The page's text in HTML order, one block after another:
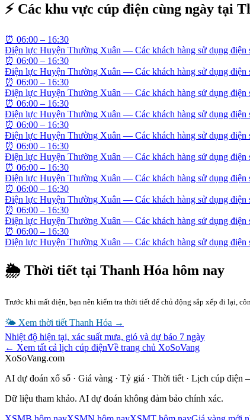
⚡ Các khu vực cúp điện cùng ngày tại
⏰ 06:00 – 16:30
Điện lực Huyện Thường Xuân — Các khách hàng sử dụng điện
⏰ 06:00 – 16:30
Điện lực Huyện Thường Xuân — Các khách hàng sử dụng điện
⏰ 06:00 – 16:30
Điện lực Huyện Thường Xuân — Các khách hàng sử dụng điện
⏰ 06:00 – 16:30
Điện lực Huyện Thường Xuân — Các khách hàng sử dụng điện
⏰ 06:00 – 16:30
Điện lực Huyện Thường Xuân — Các khách hàng sử dụng điện
⏰ 06:00 – 16:30
Điện lực Huyện Thường Xuân — Các khách hàng sử dụng điện
⏰ 06:00 – 16:30
Điện lực Huyện Thường Xuân — Các khách hàng sử dụng điện
⏰ 06:00 – 16:30
Điện lực Huyện Thường Xuân — Các khách hàng sử dụng điện
⏰ 06:00 – 16:30
Điện lực Huyện Thường Xuân — Các khách hàng sử dụng điện
⏰ 06:00 – 16:30
Điện lực Huyện Thường Xuân — Các khách hàng sử dụng điện
🌦 Thời tiết tại Thanh Hóa hôm nay
Trước khi mất điện, bạn nên kiểm tra thời tiết để chủ động sắp xếp đi lại,
🌤 Xem thời tiết Thanh Hóa →
Nhiệt độ hiện tại, xác suất mưa, gió và dự báo 7 ngày
← Xem tất cả lịch cúp điệnVề trang chủ XoSoVang
XoSoVang.com
AI dự đoán xổ số · Giá vàng · Tỷ giá · Thời tiết · Lịch cúp
Dữ liệu tham khảo. AI dự đoán không đảm bảo chính xác.